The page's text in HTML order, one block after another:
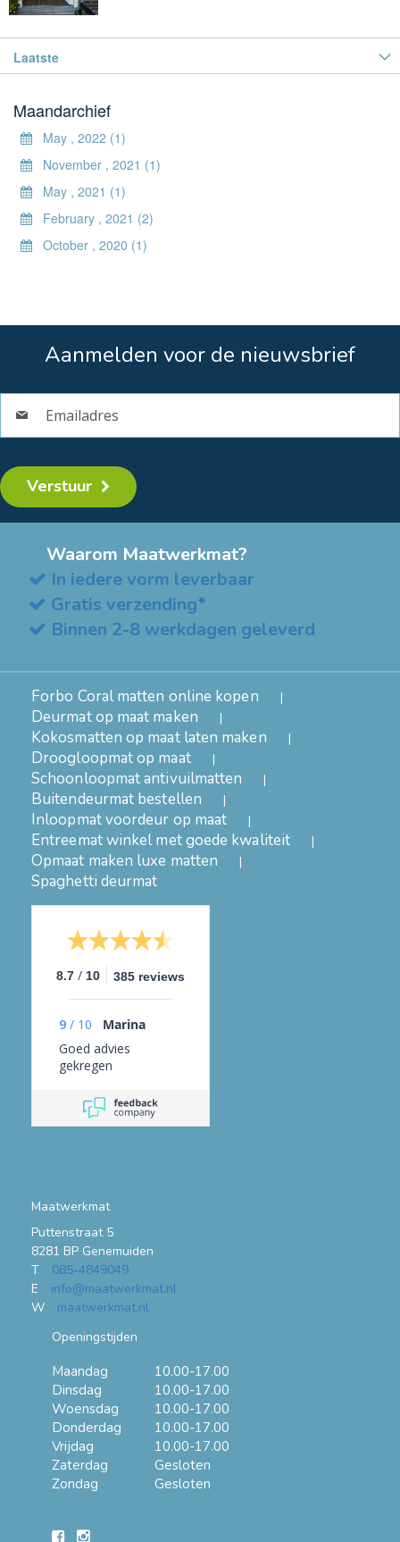
Laatste
Maandarchief
May , 2022 (1)
November , 2021 (1)
May , 2021 (1)
February , 2021 (2)
October , 2020 (1)
Aanmelden voor de nieuwsbrief
Verstuur
Waarom Maatwerkmat?
In iedere vorm leverbaar
Gratis verzending*
Binnen 2-8 werkdagen geleverd
Forbo Coral matten online kopen
Deurmat op maat maken
Kokosmatten op maat laten maken
Droogloopmat op maat
Schoonloopmat antivuilmatten
Buitendeurmat bestellen
Inloopmat voordeur op maat
Entreemat winkel met goede kwaliteit
Opmaat maken luxe matten
Spaghetti deurmat
8.7 / 10 385 reviews
9 / 10
Marina
Goed advies
gekregen
Maatwerkmat
Puttenstraat 5
8281 BP Genemuiden
T
085-4849049
E
info@maatwerkmat.nl
W
maatwerkmat.nl
Openingstijden
Maandag
10.00-17.00
Dinsdag
10.00-17.00
Woensdag
10.00-17.00
Donderdag
10.00-17.00
Vrijdag
10.00-17.00
Zaterdag
Gesloten
Zondag
Gesloten